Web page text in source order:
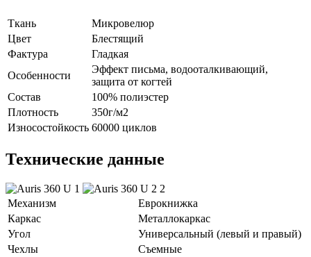
Ткань
Микровелюр
Цвет
Блестящий
Фактура
Гладкая
Особенности
Эффект письма, водооталкивающий,
защита от когтей
Состав
100% полиэстер
Плотность
350г/м2
Износостойкость 60000 циклов
Технические данные
Механизм
Еврокнижка
Каркас
Металлокаркас
Угол
Универсальный (левый и правый)
Чехлы
Съемные